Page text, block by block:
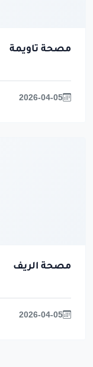
مصحة تاويمة
2026-04-05
مصحة الريف
2026-04-05